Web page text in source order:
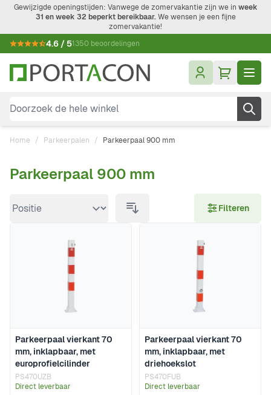
Ga naar de inhoud
Gewijzigde openingstijden: Vanwege de zomervakantie zijn we in week
31 en week 32 beperkt bereikbaar.We wensen je een fijne
zomervakantie!
4.6 / 51350 beoordelingen
Doorzoek de hele winkel
Home / Parkeerpalen / Parkeerpaal 900 mm
Doorgaan naar productlijst
Parkeerpaal 900 mm
Filteren
Parkeerpaal vierkant 70
mm, inklapbaar, met
europrofielcilinder
PS470UZB
Direct leverbaar
Parkeerpaal vierkant 70
mm, inklapbaar, met
driehoekslot
PS470FUB
Direct leverbaar